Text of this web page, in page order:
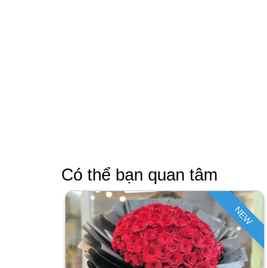
Có thể bạn quan tâm
NEW